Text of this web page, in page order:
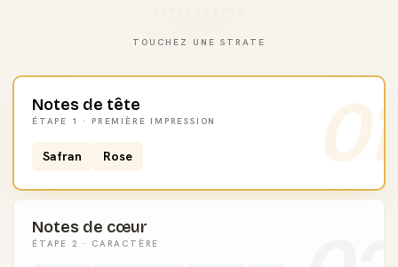
TOUCHEZ UNE STRATE
01
Notes de tête
ÉTAPE 1 · PREMIÈRE IMPRESSION
Safran Rose
Notes de cœur
ÉTAPE 2 · CARACTÈRE